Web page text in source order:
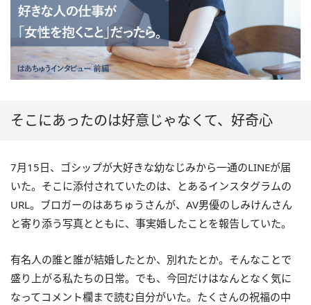
そこにあったのは好意じゃなくて、好奇心
7月15日、ゴシップが大好きな幼なじみから一通のLINEが届
いた。そこに添付されていたのは、とあるインスタグラムの
URL。ブロガーのはあちゅうさんが、AV男優のしみけんさん
と寄り添う写真とともに、事実婚したことを報告していた。
有名人の誰と誰が結婚したとか、別れたとか。そんなことで
盛り上がる私たちの日常。でも、今回だけはなんとなく気に
なってコメント欄まで読む自分がいた。たくさんの祝福の中